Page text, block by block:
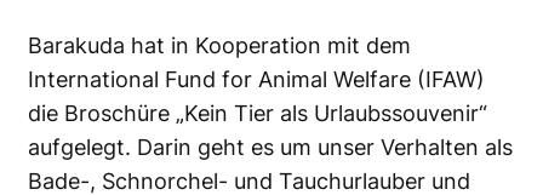
Barakuda hat in Kooperation mit dem
International Fund for Animal Welfare (IFAW)
die Broschüre „Kein Tier als Urlaubssouvenir“
aufgelegt. Darin geht es um unser Verhalten als
Bade-, Schnorchel- und Tauchurlauber und